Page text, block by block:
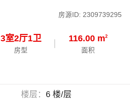
房源ID: 2309739295
3室2厅1卫
房型
116.00 m2
面积
楼层： 6 楼/层